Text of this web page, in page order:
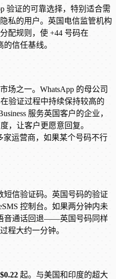
验证的可靠选择，特别适合需
私的用户。英国电信监管机构
配规则，使 +44 号码在
信任基线。
场之一。WhatsApp 的母公司
验证过程中持续保持较高的
服务英国客户的企业，
，让客户更愿意回复。
家运营商，如果某个号码不行
短信验证码。英国号码的验证
控制台。如果两分钟内未
音通话回退——英国号码同样
程大约一分钟。
$0.22 起。与美国和印度的超大